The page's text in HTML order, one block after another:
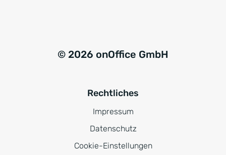
© 2026 onOffice GmbH
Rechtliches
Impressum
Datenschutz
Cookie-Einstellungen